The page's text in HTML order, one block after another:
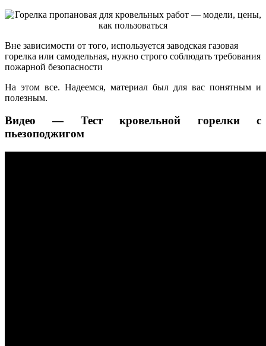
Вне зависимости от того, используется заводская газовая
горелка или самодельная, нужно строго соблюдать требования
пожарной безопасности
На этом все. Надеемся, материал был для вас понятным и
полезным.
Видео — Тест кровельной горелки с
пьезоподжигом